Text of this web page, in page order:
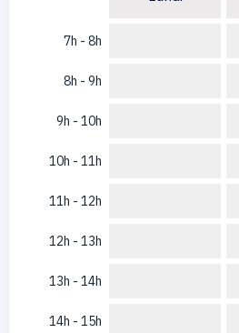
7h - 8h
8h - 9h
9h - 10h
10h - 11h
11h - 12h
12h - 13h
13h - 14h
14h - 15h